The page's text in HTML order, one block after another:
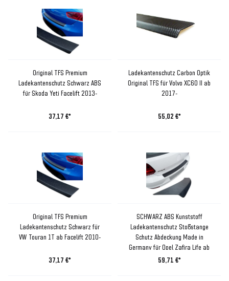
Original TFS Premium
Ladekantenschutz Schwarz ABS
für Skoda Yeti Facelift 2013-
37,17 €*
Ladekantenschutz Carbon Optik
Original TFS für Volvo XC60 II ab
2017-
55,02 €*
Original TFS Premium
Ladekantenschutz Schwarz für
VW Touran 1T ab Facelift 2010-
37,17 €*
SCHWARZ ABS Kunststoff
Ladekantenschutz Stoßstange
Schutz Abdeckung Made in
Germany für Opel Zafira Life ab
2019-
59,71 €*